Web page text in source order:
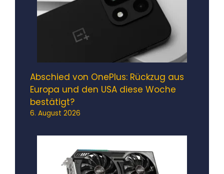
Abschied von OnePlus: Rückzug aus
Europa und den USA diese Woche
bestätigt?
6. August 2026